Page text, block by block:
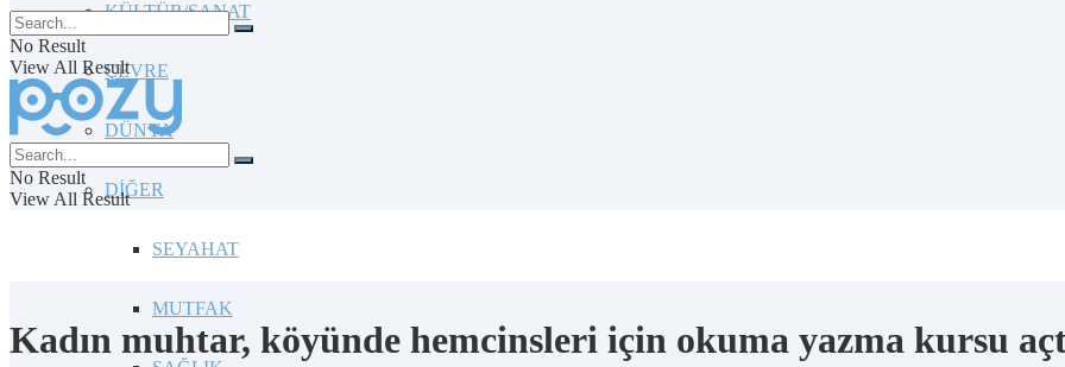
KÜLTÜR/SANAT
ÇEVRE
DÜNYA
DİĞER
SEYAHAT
MUTFAK
No Result
View All Result
No Result
View All Result
Kadın muhtar, köyünde hemcinsleri için okuma yazma kursu